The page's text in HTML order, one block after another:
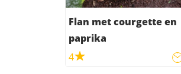
Flan met courgette en
paprika
4